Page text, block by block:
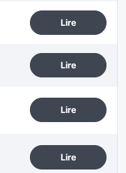
Lire
Lire
Lire
Lire